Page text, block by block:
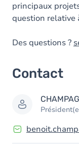
principaux
question relative
Des questions ?
Contact